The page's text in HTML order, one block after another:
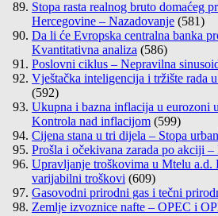
Stopa rasta realnog bruto domaćeg
Hercegovine – Nazadovanje (581)
Da li će Evropska centralna banka
Kvantitativna analiza (586)
Poslovni ciklus – Nepravilna
Vještačka inteligencija i tržište rada
(592)
Ukupna i bazna inflacija u eurozoni
Kontrola nad inflacijom (599)
Cijena stana u tri dijela – Stopa
Prošla i očekivana zarada po akciji
Upravljanje troškovima u Mtelu a.d.
varijabilni troškovi (609)
Gasovodni prirodni gas i tečni
Zemlje izvoznice nafte – OPEC i